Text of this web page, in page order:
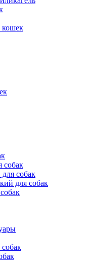
кошек
собак
собак
для собак